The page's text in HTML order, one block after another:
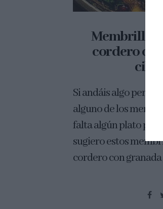
Membrillos
cordero
Si andáis algo
alguno de los menús
falta algún plato por
sugiero estos
cordero con granada